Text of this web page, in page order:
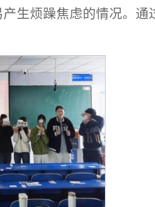
生烦躁焦虑的情况。通